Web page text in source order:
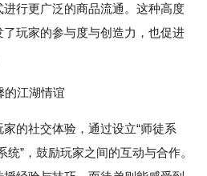
行更广泛的商品流通。这种高度
玩家的参与度与创造力，也促进
的江湖情谊
的社交体验，通过设立“师徒系
统”，鼓励玩家之间的互动与合作。